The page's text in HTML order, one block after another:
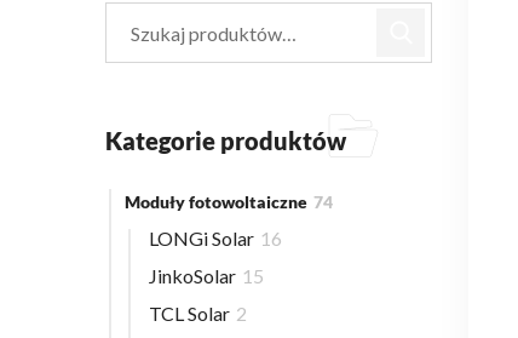
Kategorie produktów
Moduły fotowoltaiczne 74
LONGi Solar 16
JinkoSolar 15
TCL Solar 2